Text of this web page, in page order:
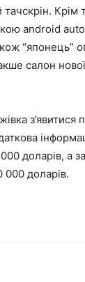
Крім
android
“японець”
салон
з’явитися
доларів, а
000 доларів.